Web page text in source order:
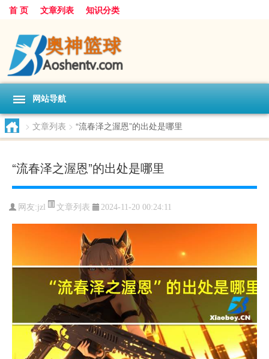
首 页 文章列表 知识分类
网站导航
> 文章列表 > “流春泽之渥恩”的出处是哪里
“流春泽之渥恩”的出处是哪里
网友:jzl 文章列表 2024-11-20 00:24:11